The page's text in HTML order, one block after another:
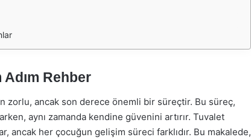
Rehber
zorlu, ancak son derece önemli bir süreçtir. Bu süreç,
aynı zamanda kendine güvenini artırır. Tuvalet
ancak her çocuğun gelişim süreci farklıdır. Bu makalede,